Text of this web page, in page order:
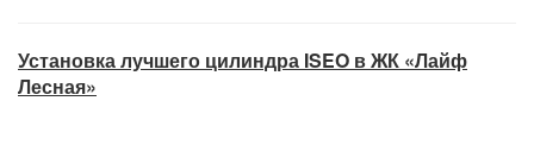
Установка лучшего цилиндра ISEO в ЖК «Лайф
Лесная»